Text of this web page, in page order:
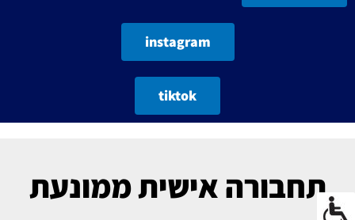
instagram
tiktok
תחבורה אישית ממונעת